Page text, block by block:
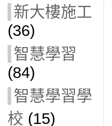
新大樓施工
(36)
智慧學習
(84)
智慧學習學
校 (15)